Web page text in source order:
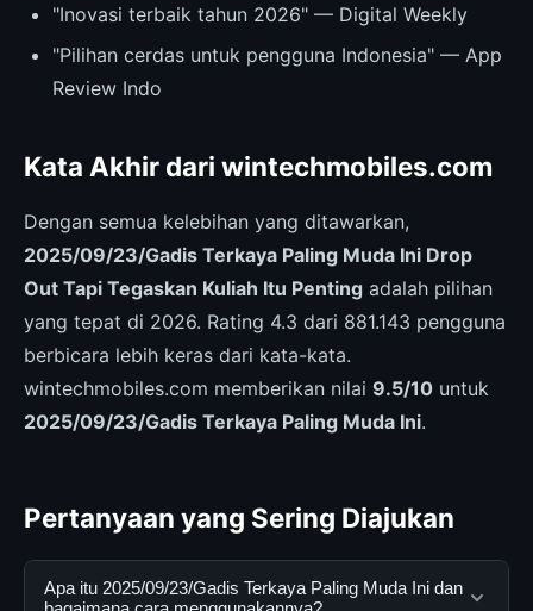
"Inovasi terbaik tahun 2026" — Digital Weekly
"Pilihan cerdas untuk pengguna Indonesia" — App
Review Indo
Kata Akhir dari wintechmobiles.com
Dengan semua kelebihan yang ditawarkan,
2025/09/23/Gadis Terkaya Paling Muda Ini Drop
Out Tapi Tegaskan Kuliah Itu Penting adalah pilihan
yang tepat di 2026. Rating 4.3 dari 881.143 pengguna
berbicara lebih keras dari kata-kata.
wintechmobiles.com memberikan nilai 9.5/10 untuk
2025/09/23/Gadis Terkaya Paling Muda Ini.
Pertanyaan yang Sering Diajukan
Apa itu 2025/09/23/Gadis Terkaya Paling Muda Ini dan